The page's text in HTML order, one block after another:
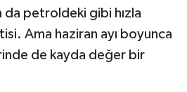
da petroldeki gibi hızla
Ama haziran ayı boyunca
de kayda değer bir